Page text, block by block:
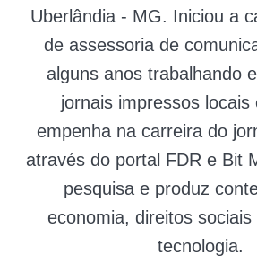
Uberlândia - MG. Iniciou a
de assessoria de
alguns anos trabalhando
jornais impressos locais
empenha na carreira do
através do portal FDR e Bit
pesquisa e produz
economia, direitos
tecnologia.